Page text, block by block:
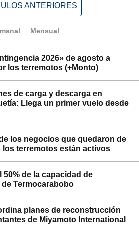
ANTERIORES
Mensual
2026» de agosto a
los terremotos (+Monto)
de carga y descarga en
Llega un primer vuelo desde
los negocios que quedaron de
los terremotos están activos
de la capacidad de
Termocarabobo
planes de reconstrucción
de Miyamoto International